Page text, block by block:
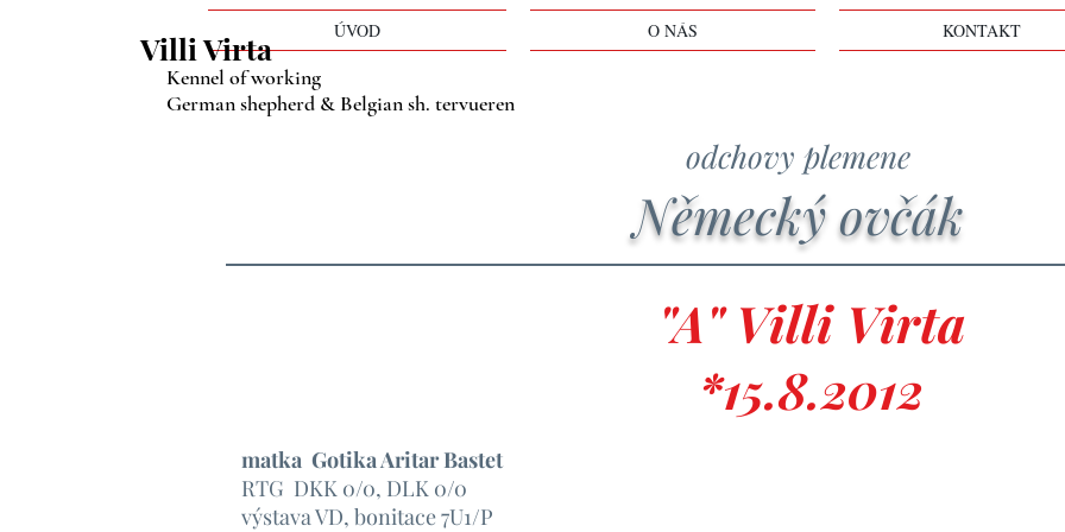
Villi Virta
Kennel of working
German shepherd & Belgian sh. tervueren
ÚVOD O NÁS KONTAKT
odchovy plemene
Německý ovčák
"A" Villi Virta
*15.8.2012
matka Gotika Aritar Bastet
RTG DKK 0/0, DLK 0/0
výstava VD, bonitace 7U1/P